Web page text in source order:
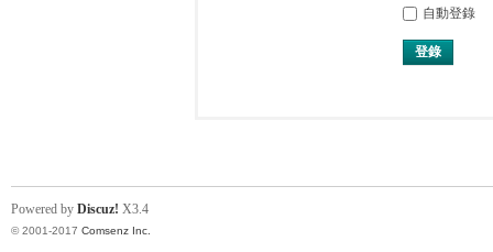
自動登錄
登錄
Powered by Discuz! X3.4
© 2001-2017 Comsenz Inc.